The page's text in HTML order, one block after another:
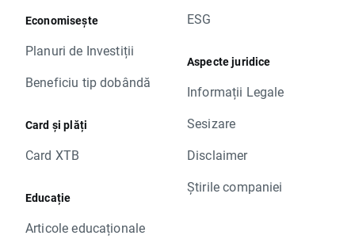
Economisește
Planuri de Investiții
Beneficiu tip dobândă
Card și plăți
Card XTB
Educație
Articole educaționale
ESG
Aspecte juridice
Informații Legale
Sesizare
Disclaimer
Știrile companiei